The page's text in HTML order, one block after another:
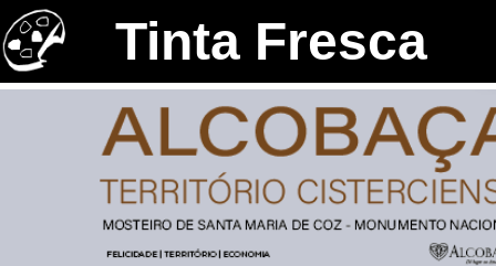
Tinta Fresca